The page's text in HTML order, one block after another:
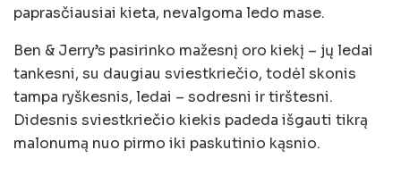
paprasčiausiai kieta, nevalgoma ledo mase.
Ben & Jerry’s pasirinko mažesnį oro kiekį – jų ledai
tankesni, su daugiau sviestkriečio, todėl skonis
tampa ryškesnis, ledai – sodresni ir tirštesni.
Didesnis sviestkriečio kiekis padeda išgauti tikrą
malonumą nuo pirmo iki paskutinio kąsnio.